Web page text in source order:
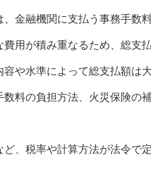
金融機関に支払う事務手数
用が積み重なるため、総支
や水準によって総支払額は
料の負担方法、火災保険の
、税率や計算方法が法令